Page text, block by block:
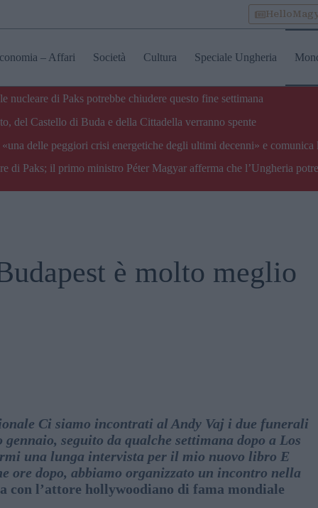
– Affari Società Cultura Speciale Ungheria
nucleare di Paks potrebbe chiudere questo fine settimana
del Castello di Buda e della Cittadella verranno spente
delle peggiori crisi energetiche degli ultimi decenni» e comunica
di Paks; il primo ministro Péter Magyar afferma che l’Ungheria
è molto meglio
Ci siamo incontrati al Andy Vaj i due funerali
seguito da qualche settimana dopo a Los
una lunga intervista per il mio nuovo libro E
ore dopo, abbiamo organizzato un incontro nella
con l’attore hollywoodiano di fama mondiale